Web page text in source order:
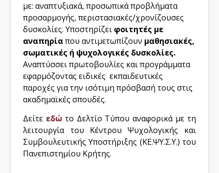
με: αναπτυξιακά, προσωπικά προβλήματα
προσαρμογής, περιστασιακές/χρονίζουσες
δυσκολίες. Υποστηρίζει φοιτητές με
αναπηρίαπου αντιμετωπίζουν μαθησιακές,
σωματικές ή ψυχολογικές δυσκολίες.
Αναπτύσσει πρωτοβουλίες και προγράμματα
εφαρμόζοντας ειδικές εκπαιδευτικές
παροχές για την ισότιμη πρόσβασή τους στις
ακαδημαϊκές σπουδές.
Δείτε εδώ το Δελτίο Τύπου αναφορικά με τη
λειτουργία του Κέντρου Ψυχολογικής και
Συμβουλευτικής Υποστήριξης (ΚΕ.ΨΥ.Σ.Υ.) του
Πανεπιστημίου Κρήτης.